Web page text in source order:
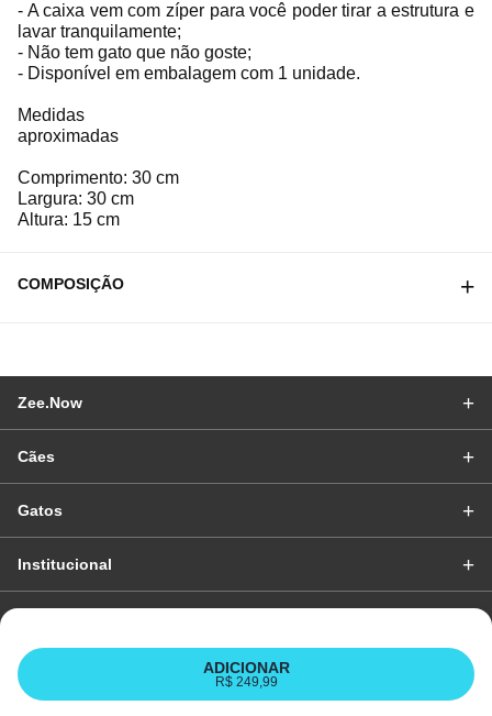
ADICIONAR
R$ 249,99
- A caixa vem com zíper para você poder tirar a estrutura e
lavar tranquilamente;
- Não tem gato que não goste;
- Disponível em embalagem com 1 unidade.
Medidas
aproximadas
Comprimento: 30 cm
Largura: 30 cm
Altura: 15 cm
COMPOSIÇÃO
Cães
Gatos
Zee.Now
Institucional